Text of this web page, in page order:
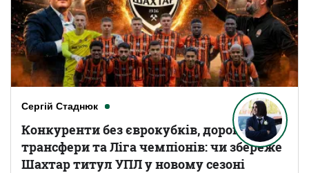
Сергій Стаднюк
Конкуренти без єврокубків, дорогі
трансфери та Ліга чемпіонів: чи збереже
Шахтар титул УПЛ у новому сезоні